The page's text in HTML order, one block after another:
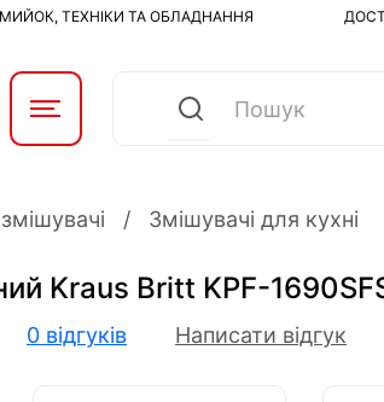
ТЕХНІКИ ТА ОБЛАДНАННЯ
Змішувачі для кухні
Kraus Britt KPF-
0 відгуків Написати відгук